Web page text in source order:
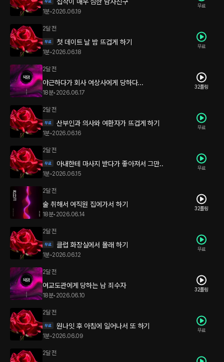
1분•2026.06.19
무료
2달 전
첫 데이트 날 밤 뜨겁게 하기
1분•2026.06.18
무료
2달 전
야근하다가 회사 여상사에게 당하다...
18분• 2026.06.17
32플링
2달 전
산부인과 의사와 여환자가 뜨겁게 하기
1분•2026.06.16
무료
2달 전
아내한테 마사지 받다가 좋아져서 그만..
1분•2026.06.15
무료
2달 전
술 취해서 여직원 집에가서 하기
18분• 2026.06.14
32플링
2달 전
클럽 화장실에서 몰래 하기
1분•2026.06.12
무료
2달 전
여교도관에게 당하는 남 죄수자
18분• 2026.06.10
32플링
2달 전
원나잇 후 아침에 일어나서 또 하기
1분•2026.06.09
무료
2달 전